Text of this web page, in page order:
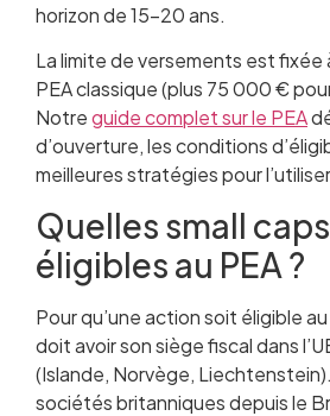
horizon de 15-20 ans.
La limite de versements est fixée
PEA classique (plus 75 000 €
Notreguide complet sur le PEA
d’ouverture, les conditions
meilleures stratégies pour
Quelles small
éligibles au PEA ?
Pour qu’une action soit éligible
doit avoir son siège fiscal dans
(Islande, Norvège,
sociétés britanniques depuis le